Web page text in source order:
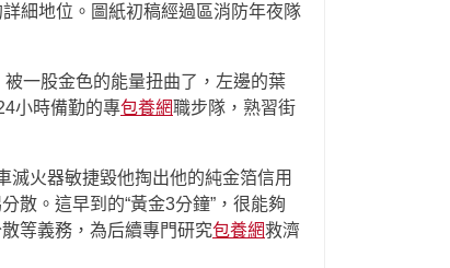
細地位。圖紙初稿經過區消防年夜隊
一股金色的能量扭曲了，左邊的葉
小時備勤的專包養網職步隊，熟習街
火器敏捷毀他掏出他的純金箔信用
散。這早到的“黃金3分鐘”，很能夠
等義務，為后續專門研究包養網救濟